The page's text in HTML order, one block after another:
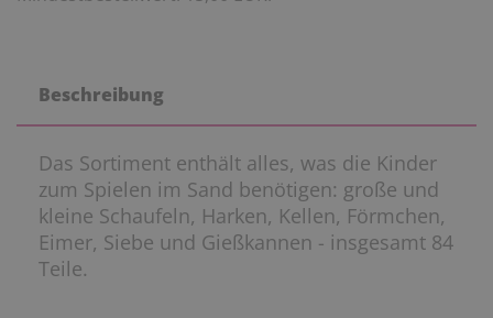
Beschreibung
Das Sortiment enthält alles, was die Kinder
zum Spielen im Sand benötigen: große und
kleine Schaufeln, Harken, Kellen, Förmchen,
Eimer, Siebe und Gießkannen - insgesamt 84
Teile.